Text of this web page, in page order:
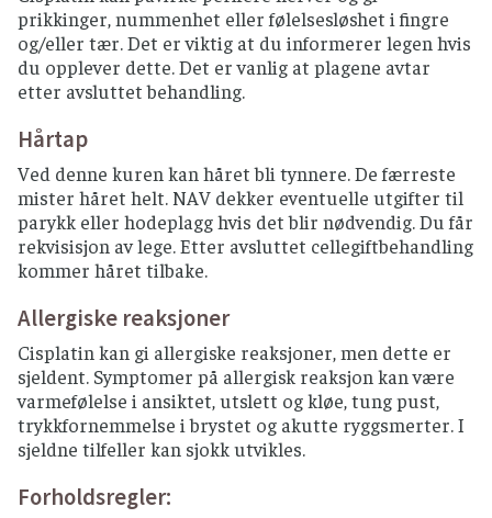
prikkinger, nummenhet eller følelsesløshet i fingre
og/eller tær. Det er viktig at du informerer legen hvis
du opplever dette. Det er vanlig at plagene avtar
etter avsluttet behandling.
Hårtap
Ved denne kuren kan håret bli tynnere. De færreste
mister håret helt. NAV dekker eventuelle utgifter til
parykk eller hodeplagg hvis det blir nødvendig. Du får
rekvisisjon av lege. Etter avsluttet cellegiftbehandling
kommer håret tilbake.
Allergiske reaksjoner
Cisplatin kan gi allergiske reaksjoner, men dette er
sjeldent. Symptomer på allergisk reaksjon kan være
varmefølelse i ansiktet, utslett og kløe, tung pust,
trykkfornemmelse i brystet og akutte ryggsmerter. I
sjeldne tilfeller kan sjokk utvikles.
Forholdsregler: